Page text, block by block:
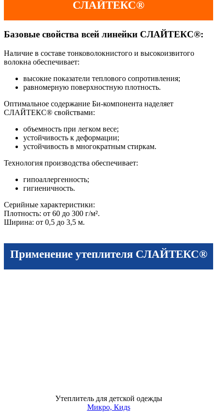
СЛАЙТЕКС®
Базовые свойства всей линейки СЛАЙТЕКС®:
Наличие в составе тонковолокнистого и высокоизвитого
волокна обеспечивает:
высокие показатели теплового сопротивления;
равномерную поверхностную плотность.
Оптимальное содержание Би-компонента наделяет
СЛАЙТЕКС® свойствами:
объемность при легком весе;
устойчивость к деформации;
устойчивость в многократным стиркам.
Технология производства обеспечивает:
гипоаллергенность;
гигиеничность.
Серийные характеристики:
Плотность: от 60 до 300 г/м².
Ширина: от 0,5 до 3,5 м.
Применение утеплителя СЛАЙТЕКС®
Утеплитель для детской одежды
Микро, Кидs